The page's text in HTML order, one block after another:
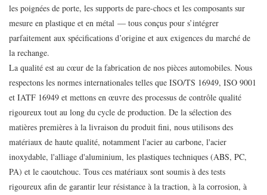
les poignées de porte, les supports de pare-chocs et les composants sur
mesure en plastique et en métal — tous conçus pour s’intégrer
parfaitement aux spécifications d’origine et aux exigences du marché de
la rechange.
La qualité est au cœur de la fabrication de nos pièces automobiles. Nous
respectons les normes internationales telles que ISO/TS 16949, ISO 9001
et IATF 16949 et mettons en œuvre des processus de contrôle qualité
rigoureux tout au long du cycle de production. De la sélection des
matières premières à la livraison du produit fini, nous utilisons des
matériaux de haute qualité, notamment l'acier au carbone, l'acier
inoxydable, l'alliage d'aluminium, les plastiques techniques (ABS, PC,
PA) et le caoutchouc. Tous ces matériaux sont soumis à des tests
rigoureux afin de garantir leur résistance à la traction, à la corrosion, à